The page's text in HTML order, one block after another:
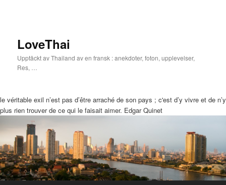
LoveThai
Upptäckt av Thailand av en fransk : anekdoter, foton, upplevelser,
Res, …
le véritable exil n’est pas d’être arraché de son pays ; c'est d’y vivre et de n’y
plus rien trouver de ce qui le faisait aimer. Edgar Quinet